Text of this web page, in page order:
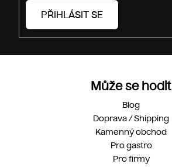
u
PŘIHLÁSIT SE
Může se hodit
Blog
Doprava / Shipping
Kamenný obchod
Pro gastro
Pro firmy